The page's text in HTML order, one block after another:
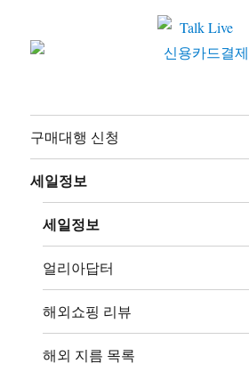
구매대행 신청
세일정보
세일정보
얼리아답터
해외쇼핑 리뷰
해외 지름 목록